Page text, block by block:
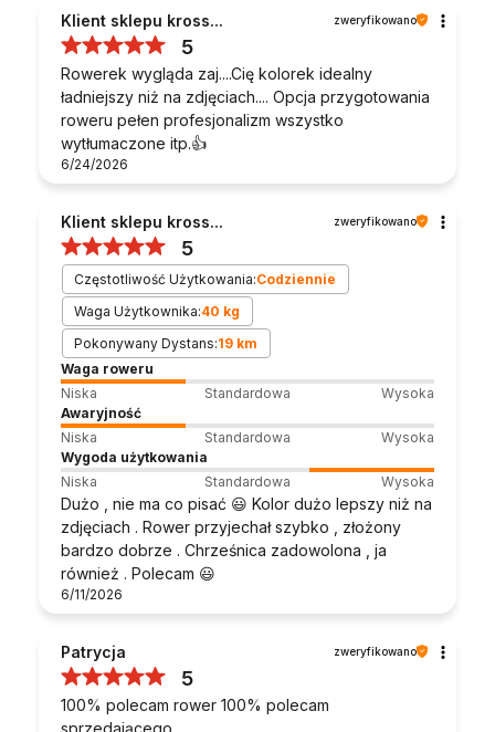
Klient sklepu kross... zweryfikowano
5
Rowerek wygląda zaj....Cię kolorek idealny
ładniejszy niż na zdjęciach.... Opcja przygotowania
roweru pełen profesjonalizm wszystko
wytłumaczone itp.👍️
6/24/2026
Klient sklepu kross... zweryfikowano
5
Częstotliwość Użytkowania:Codziennie
Waga Użytkownika:40 kg
Pokonywany Dystans:19 km
Waga roweru
Niska
Standardowa
Wysoka
Awaryjność
Niska
Standardowa
Wysoka
Wygoda użytkowania
Niska
Standardowa Wysoka
Dużo , nie ma co pisać 😃 Kolor dużo lepszy niż na
zdjęciach . Rower przyjechał szybko , złożony
bardzo dobrze . Chrześnica zadowolona , ja
również . Polecam 😃
6/11/2026
Patrycja zweryfikowano
5
100% polecam rower 100% polecam
sprzedającego